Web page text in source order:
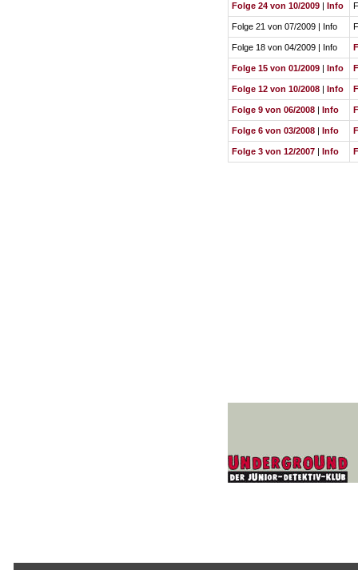
Folge 24 von 10/2009 | Info
Folge 21 von 07/2009 | Info
Folge 18 von 04/2009 | Info
Folge 15 von 01/2009 | Info
Folge 12 von 10/2008 | Info
Folge 9 von 06/2008 | Info
Folge 6 von 03/2008 | Info
Folge 3 von 12/2007 | Info